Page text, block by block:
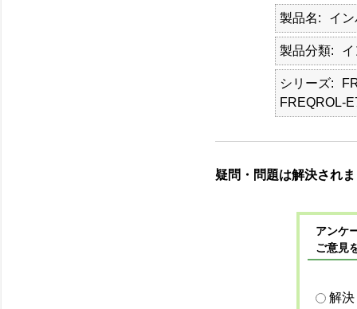
製品名 イ
製品分類
シリーズ
FREQROL-
疑問・問題は解決され
アンケ
ご意見
解